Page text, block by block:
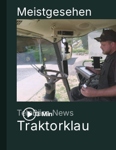
Meistgesehen
3 Min
TeleBärn News
Traktorklau